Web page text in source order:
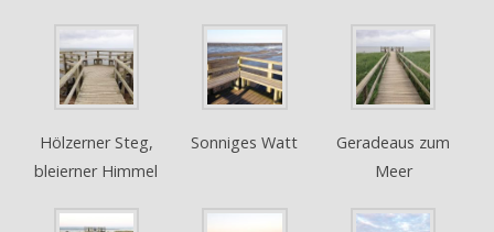
Hölzerner Steg,
bleierner Himmel
Sonniges Watt
Geradeaus zum
Meer